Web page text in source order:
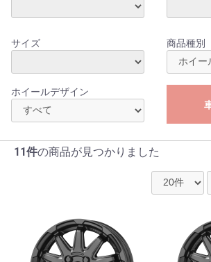
サイズ 商品種別
ホイールデザイン
11件の商品が見つかりました